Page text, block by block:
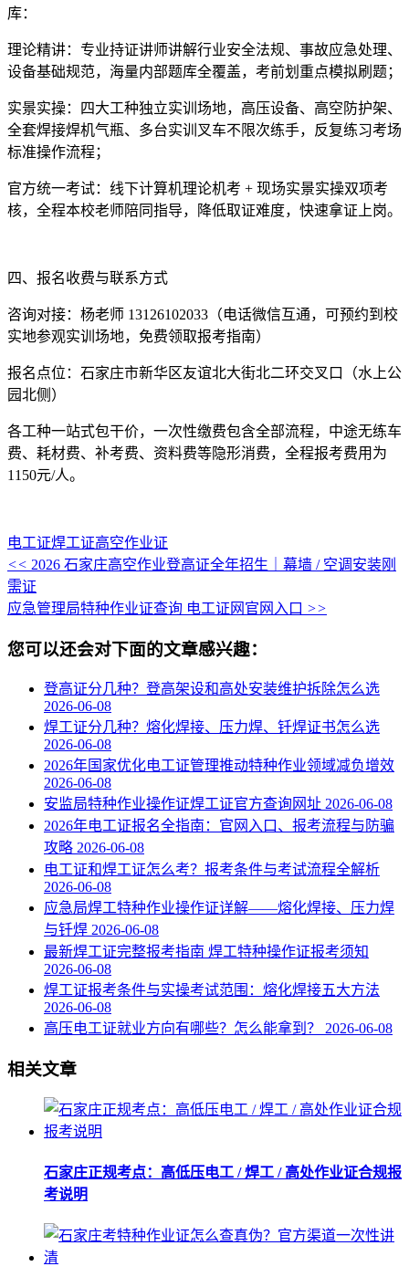
库：
理论精讲：专业持证讲师讲解行业安全法规、事故应急处理、
设备基础规范，海量内部题库全覆盖，考前划重点模拟刷题；
实景实操：四大工种独立实训场地，高压设备、高空防护架、
全套焊接焊机气瓶、多台实训叉车不限次练手，反复练习考场
标准操作流程；
官方统一考试：线下计算机理论机考 + 现场实景实操双项考
核，全程本校老师陪同指导，降低取证难度，快速拿证上岗。
四、报名收费与联系方式
咨询对接：杨老师 13126102033（电话微信互通，可预约到校
实地参观实训场地，免费领取报考指南）
报名点位：石家庄市新华区友谊北大街北二环交叉口（水上公
园北侧）
各工种一站式包干价，一次性缴费包含全部流程，中途无练车
费、耗材费、补考费、资料费等隐形消费，全程报考费用为
1150元/人。
电工证焊工证高空作业证
<< 2026 石家庄高空作业登高证全年招生｜幕墙 / 空调安装刚
需证
应急管理局特种作业证查询 电工证网官网入口 >>
您可以还会对下面的文章感兴趣：
登高证分几种？登高架设和高处安装维护拆除怎么选
2026-06-08
焊工证分几种？熔化焊接、压力焊、钎焊证书怎么选
2026-06-08
2026年国家优化电工证管理推动特种作业领域减负增效
2026-06-08
安监局特种作业操作证焊工证官方查询网址 2026-06-08
2026年电工证报名全指南：官网入口、报考流程与防骗
攻略 2026-06-08
电工证和焊工证怎么考？报考条件与考试流程全解析
2026-06-08
应急局焊工特种作业操作证详解——熔化焊接、压力焊
与钎焊 2026-06-08
最新焊工证完整报考指南 焊工特种操作证报考须知
2026-06-08
焊工证报考条件与实操考试范围：熔化焊接五大方法
2026-06-08
高压电工证就业方向有哪些？怎么能拿到？ 2026-06-08
相关文章
石家庄正规考点：高低压电工 / 焊工 / 高处作业证合规报
考说明